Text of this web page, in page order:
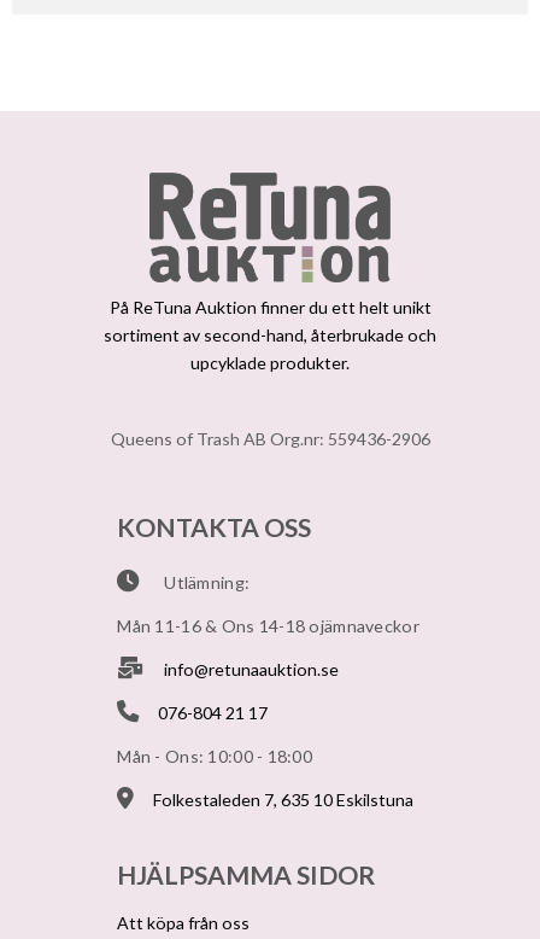
På ReTuna Auktion finner du ett helt unikt
sortiment av second-hand, återbrukade och
upcyklade produkter.
Queens of Trash AB Org.nr: 559436-2906
KONTAKTA OSS
Utlämning:
Mån 11-16 & Ons 14-18 ojämnaveckor
info@retunaauktion.se
076-804 21 17
Mån - Ons: 10:00 - 18:00
Folkestaleden 7, 635 10 Eskilstuna
HJÄLPSAMMA SIDOR
Att köpa från oss